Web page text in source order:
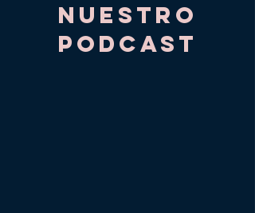
Nuestro
Podcast